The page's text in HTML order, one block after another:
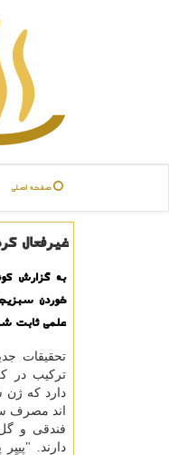
صفحه اصلی
غیرفعال
به گزارش
خوردن
علمی ثابت
تحقیقات
دارد كه ژن
اند مصرف
فندقی و